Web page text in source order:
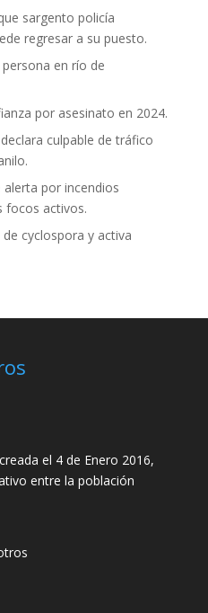
sargento policía
regresar a su puesto.
en río de
por asesinato en 2024.
culpable de tráfico
alerta por incendios
focos activos.
cyclospora y activa
el 4 de Enero 2016,
entre la población